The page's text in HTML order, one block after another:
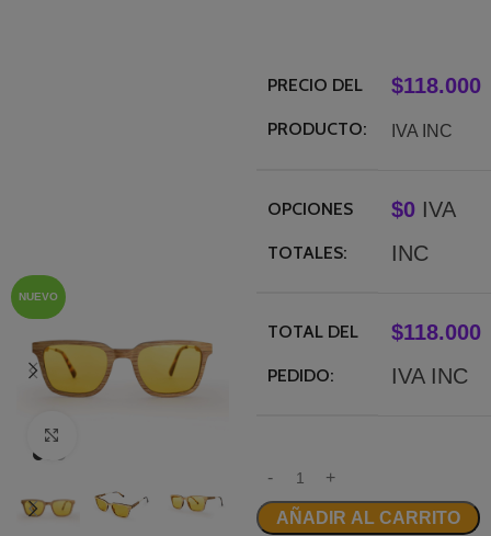
NUEVO
PRECIO DEL
PRODUCTO:
$118.000
IVA INC
OPCIONES
TOTALES:
$0 IVA
INC
TOTAL DEL
PEDIDO:
$118.000
IVA INC
AÑADIR AL CARRITO